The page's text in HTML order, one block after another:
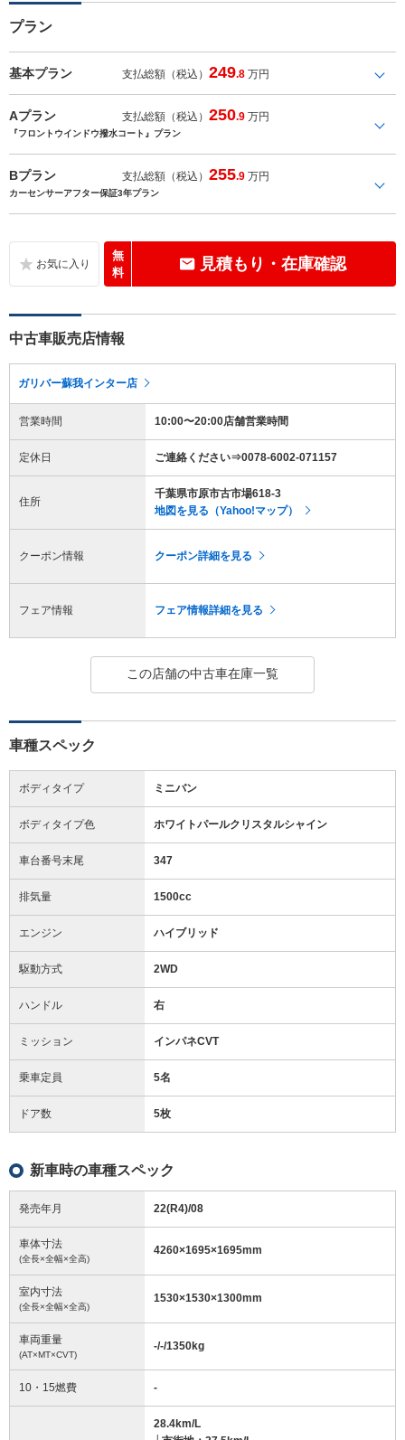
プラン
基本プラン 支払総額（税込）249.8 万円
Aプラン 支払総額（税込）250.9 万円
『フロントウインドウ撥水コート』プラン
Bプラン 支払総額（税込）255.9 万円
カーセンサーアフター保証3年プラン
無
料
見積もり・在庫確認
中古車販売店情報
ガリバー蘇我インター店
営業時間 10:00〜20:00店舗営業時間
定休日 ご連絡ください⇒0078-6002-071157
住所
千葉県市原市古市場618-3
地図を見る（Yahoo!マップ）
クーポン情報 クーポン詳細を見る
フェア情報 フェア情報詳細を見る
この店舗の中古車在庫一覧
車種スペック
ボディタイプ ミニバン
ボディタイプ色 ホワイトパールクリスタルシャイン
車台番号末尾 347
排気量 1500cc
エンジン ハイブリッド
駆動方式 2WD
ハンドル 右
ミッション インパネCVT
乗車定員 5名
ドア数 5枚
新車時の車種スペック
発売年月 22(R4)/08
車体寸法
(全長×全幅×全高)
4260×1695×1695mm
室内寸法
(全長×全幅×全高)
1530×1530×1300mm
車両重量
(AT×MT×CVT)
-/-/1350kg
10・15燃費 -
28.4km/L